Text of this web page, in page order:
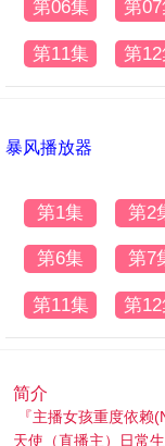
第06集 第
第11集 第
暴风播放器
第1集 第2
第6集 第7
第11集 第
简介
『主播女孩重度依赖
天使（直播主）日常